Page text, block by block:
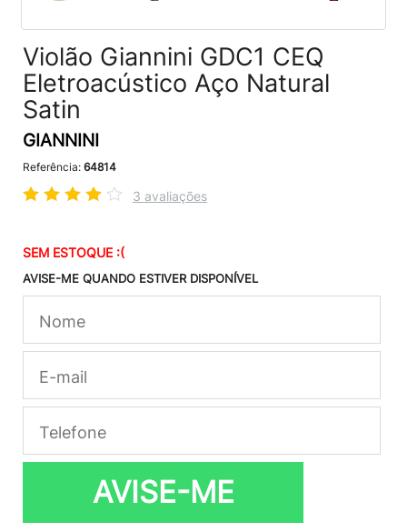
Violão Giannini GDC1 CEQ
Eletroacústico Aço Natural
Satin
GIANNINI
Referência: 64814
3 avaliações
SEM ESTOQUE :(
AVISE-ME QUANDO ESTIVER DISPONÍVEL
AVISE-ME